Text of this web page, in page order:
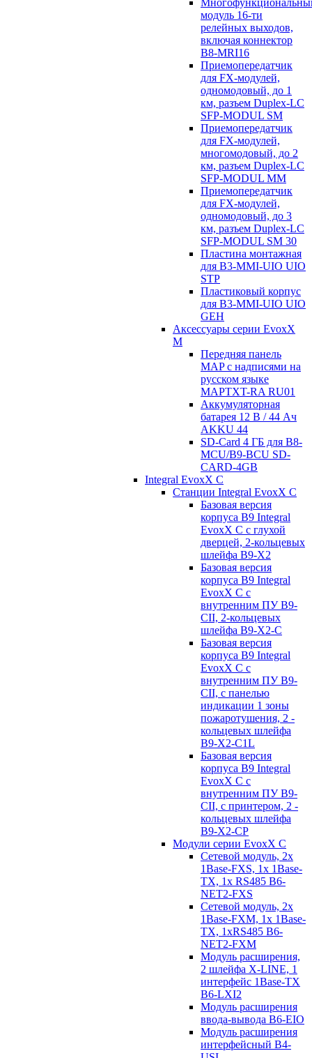
модуль 16-ти
релейных выходов,
включая коннектор
B8-MRI16
Приемопередатчик
для FX-модулей,
одномодовый, до 1
км, разъем Duplex-LC
SFP-MODUL SM
Приемопередатчик
для FX-модулей,
многомодовый, до 2
км, разъем Duplex-LC
SFP-MODUL MM
Приемопередатчик
для FX-модулей,
одномодовый, до 3
км, разъем Duplex-LC
SFP-MODUL SM 30
Пластина монтажная
для B3-MMI-UIO UIO
STP
Пластиковый корпус
для B3-MMI-UIO UIO
GEH
Аксессуары серии EvoxX
M
Передняя панель
MAP с надписями на
русском языке
MAPTXT-RA RU01
Аккумуляторная
батарея 12 В / 44 Aч
AKKU 44
SD-Card 4 ГБ для B8-
MCU/B9-BCU SD-
CARD-4GB
Integral EvoxX C
Станции Integral EvoxX C
Базовая версия
корпуса B9 Integral
EvoxX C с глухой
дверцей, 2-кольцевых
шлейфа B9-X2
Базовая версия
корпуса B9 Integral
EvoxX C с
внутренним ПУ B9-
CII, 2-кольцевых
шлейфа B9-X2-C
Базовая версия
корпуса B9 Integral
EvoxX C с
внутренним ПУ B9-
CII, с панелью
индикации 1 зоны
пожаротушения, 2 -
кольцевых шлейфа
B9-X2-C1L
Базовая версия
корпуса B9 Integral
EvoxX C с
внутренним ПУ B9-
CII, с принтером, 2 -
кольцевых шлейфа
B9-X2-CP
Модули серии EvoxX C
Сетевой модуль, 2x
1Base-FXS, 1x 1Base-
TX, 1x RS485 B6-
NET2-FXS
Сетевой модуль, 2x
1Base-FXM, 1x 1Base-
TX, 1xRS485 B6-
NET2-FXM
Модуль расширения,
2 шлейфа X-LINE, 1
интерфейс 1Base-TX
B6-LXI2
Модуль расширения
ввода-вывода B6-EIO
Модуль расширения
интерфейсный B4-